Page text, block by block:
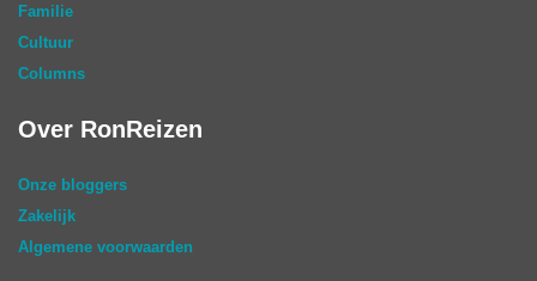
Familie
Cultuur
Columns
Over RonReizen
Onze bloggers
Zakelijk
Algemene voorwaarden